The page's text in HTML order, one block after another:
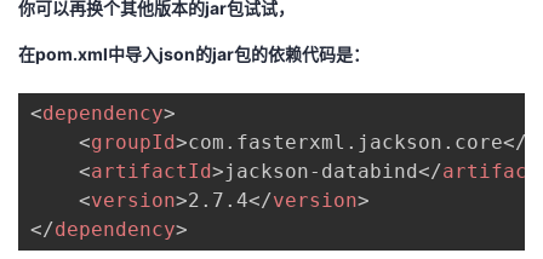
你可以再换个其他版本的jar包试试，
在pom.xml中导入json的jar包的依赖代码是：
<dependency>
<groupId>com.fasterxml.jackson.core</
<artifactId>jackson-databind</
<version>2.7.4</version>
</dependency>